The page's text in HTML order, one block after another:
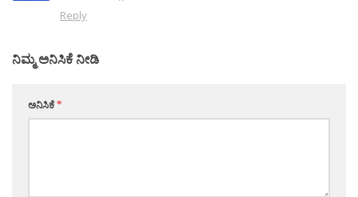
Reply
ನಿಮ್ಮ ಅನಿಸಿಕೆ ನೀಡಿ
ಅನಿಸಿಕೆ*